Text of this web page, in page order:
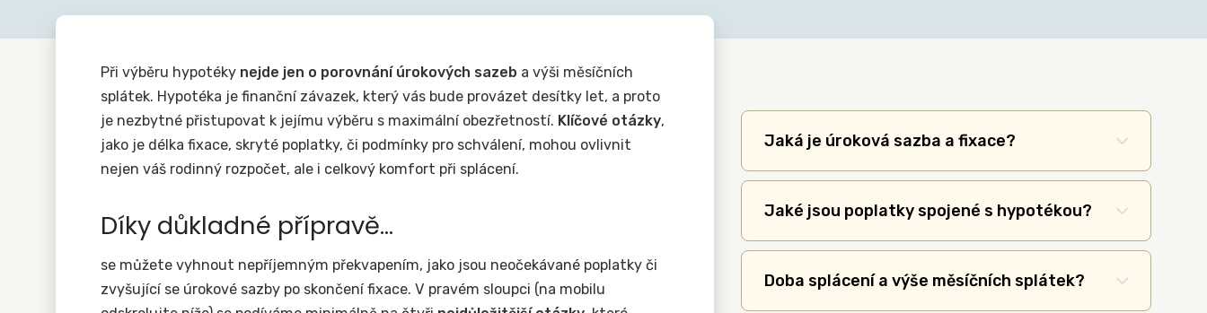
Při výběru hypotéky nejde jen o porovnání úrokových sazeb a výši měsíčních
splátek. Hypotéka je finanční závazek, který vás bude provázet desítky let, a proto
je nezbytné přistupovat k jejímu výběru s maximální obezřetností. Klíčové otázky,
jako je délka fixace, skryté poplatky, či podmínky pro schválení, mohou ovlivnit
nejen váš rodinný rozpočet, ale i celkový komfort při splácení.
Díky důkladné přípravě...
se můžete vyhnout nepříjemným překvapením, jako jsou neočekávané poplatky či
zvyšující se úrokové sazby po skončení fixace. V pravém sloupci (na mobilu
Jaká je úroková sazba a fixace?
Jaké jsou poplatky spojené s hypotékou?
Doba splácení a výše měsíčních splátek?